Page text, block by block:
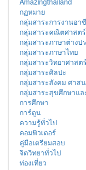
กฏหมาย
กลุ่มสาระการงานอา
กลุ่มสาระคณิตศาสตร์
กลุ่มสาระภาษาต่างป
กลุ่มสาระภาษาไทย
กลุ่มสาระวิทยาศาสตร์
กลุ่มสาระศิลปะ
กลุ่มสาระสังคม ศาส
กลุ่มสาระสุขศึกษาแ
การศึกษา
การ์ตูน
ความรู้ทั่วไป
คอมพิวเตอร์
คู่มือเตรียมสอบ
จิตวิทยาทั่วไป
ท่องเที่ยว